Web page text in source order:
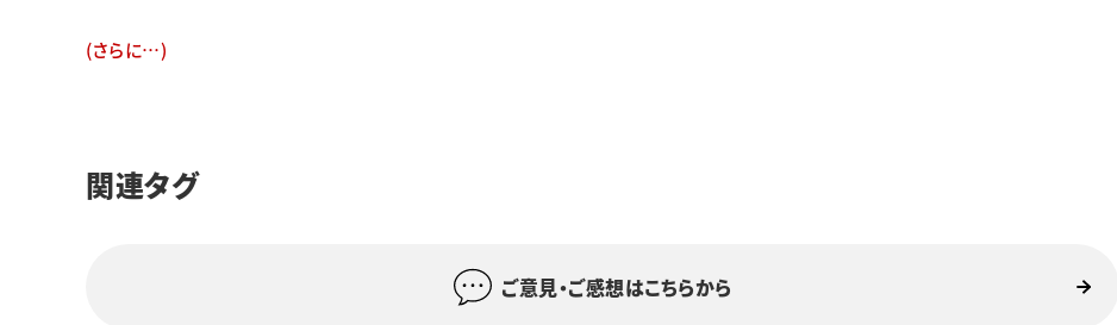
(さらに…)
関連タグ
ご意見・ご感想はこちらから